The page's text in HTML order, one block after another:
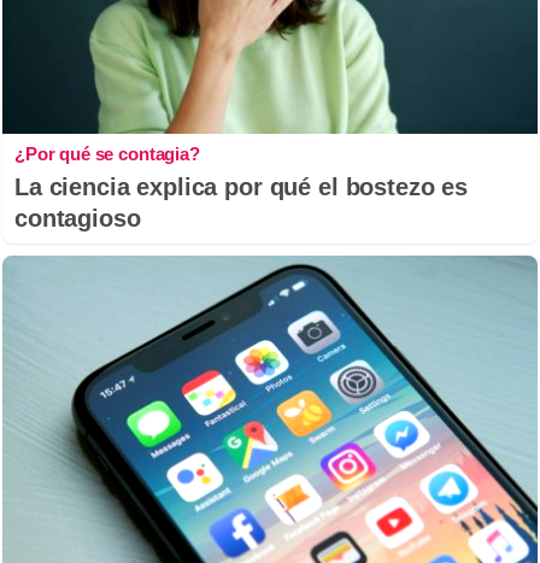
¿Por qué se contagia?
La ciencia explica por qué el bostezo es
contagioso